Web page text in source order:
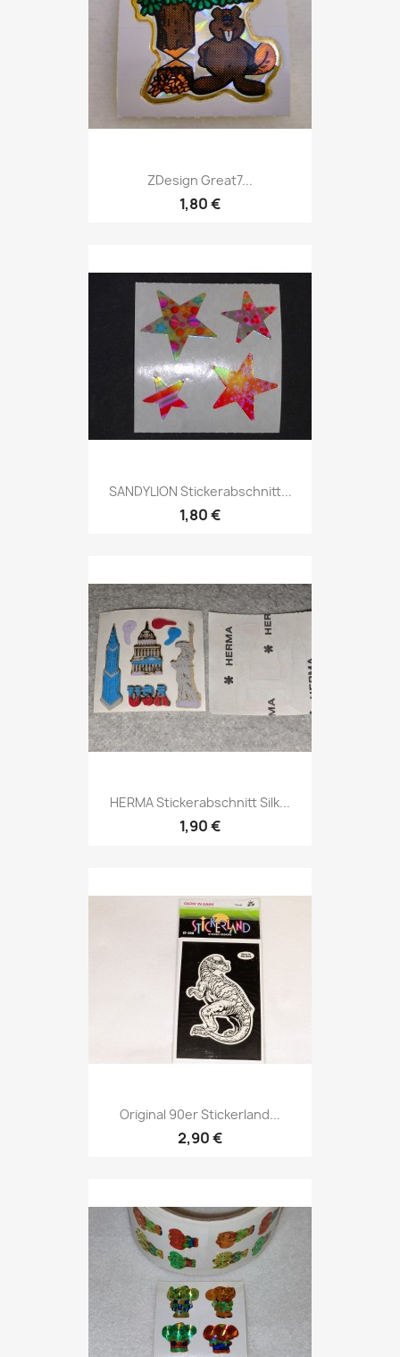
ZDesign Great7...
1,80 €
SANDYLION Stickerabschnitt...
1,80 €
HERMA Stickerabschnitt Silk...
1,90 €
Original 90er Stickerland...
2,90 €